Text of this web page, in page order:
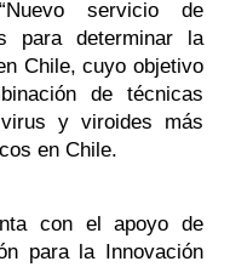
servicio de
para determinar la
Chile, cuyo objetivo
de técnicas
y viroides más
en Chile.
con el apoyo de
para la Innovación